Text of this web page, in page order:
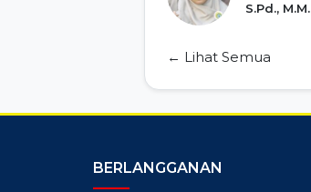
S.Pd., M.M.
← Lihat Semua
BERLANGGANAN